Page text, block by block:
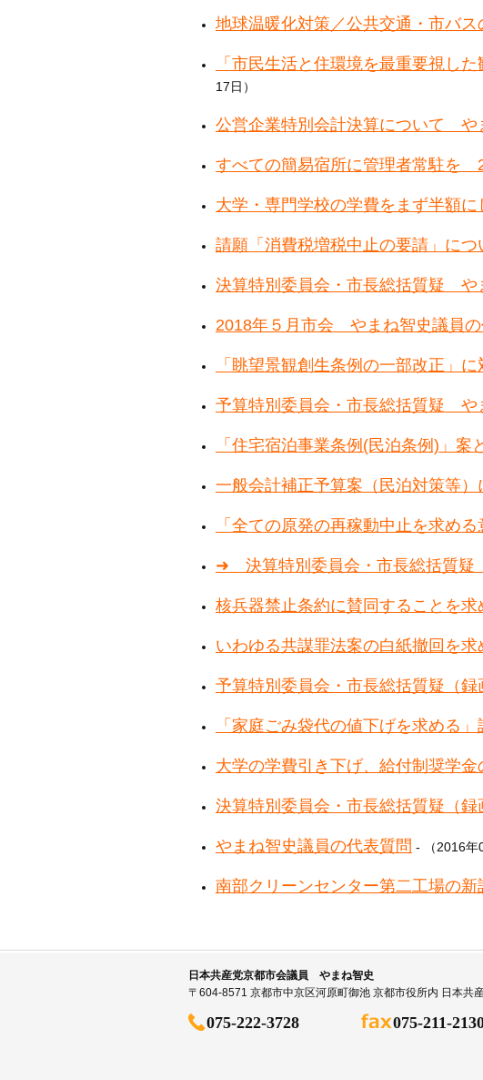
地球温暖化対策／公共交通・市バ
「市民生活と住環境を最重要視し
17日）
公営企業特別会計決算について や
すべての簡易宿所に管理者常駐を
大学・専門学校の学費をまず半額
請願「消費税増税中止の要請」につ
決算特別委員会・市長総括質疑 や
2018年５月市会 やまね智史議員の
「眺望景観創生条例の一部改正」
予算特別委員会・市長総括質疑 や
「住宅宿泊事業条例(民泊条例)」
一般会計補正予算案（民泊対策等
「全ての原発の再稼動中止を求め
➜ 決算特別委員会・市長総括質疑
核兵器禁止条約に賛同することを
いわゆる共謀罪法案の白紙撤回を
予算特別委員会・市長総括質疑（録
「家庭ごみ袋代の値下げを求める
大学の学費引き下げ、給付制奨学
決算特別委員会・市長総括質疑（録
やまね智史議員の代表質問 - （2016年
南部クリーンセンター第二工場の
日本共産党京都市会議員 やまね智史
〒604-8571 京都市中京区河原町御池 京都市役所内 日本共
075-222-3728 075-211-